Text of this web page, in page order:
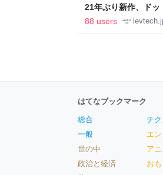
21年ぶり新作、ド
ついて作者に聞く【
88 users
はてなブックマーク
総合
一般
世の中
政治と経済
テ
エ
ア
お